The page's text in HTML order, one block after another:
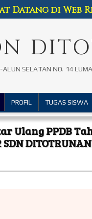
ALUN SELATAN NO. 14
Datang di Web
PROFIL TUGAS SISWA
Ulang PPDB
SDN